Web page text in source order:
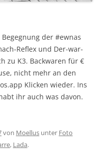
der #ewnas
Reflex und Der-war-
zu K3. Backwaren für €
nicht mehr an den
Klicken wieder. Ins
ihr auch was davon.
von Moellus unter Foto
, Lada.